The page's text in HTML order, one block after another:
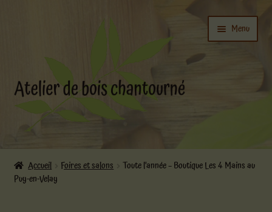
navigation
Menu
Ouvrir
le
Accueil Foires et salons
Toute l’année – Boutique Les 4 Mains au
Puy-en-Velay